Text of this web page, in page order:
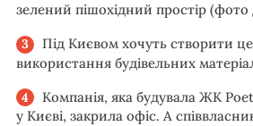
зелений пішохідний простір (фото
Під Києвом хочуть створити
використання будівельних
Компанія, яка будувала ЖК
у Києві, закрила офіс. А